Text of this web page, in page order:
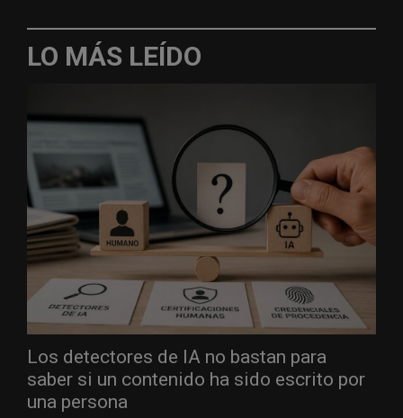
LO MÁS LEÍDO
Los detectores de IA no bastan para
saber si un contenido ha sido escrito por
una persona